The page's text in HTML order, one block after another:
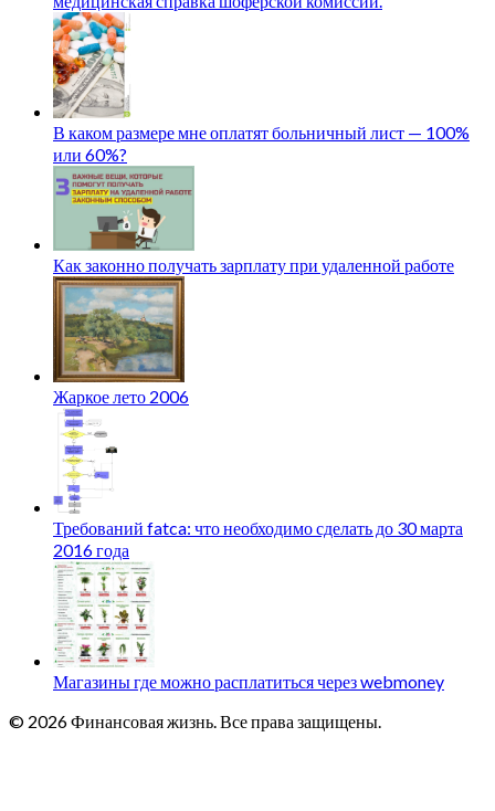
В каком размере мне оплатят больничный лист — 100%
или 60%?
Как законно получать зарплату при удаленной работе
Жаркое лето 2006
Требований fatca: что необходимо сделать до 30 марта
2016 года
Магазины где можно расплатиться через webmoney
© 2026 Финансовая жизнь. Все права защищены.